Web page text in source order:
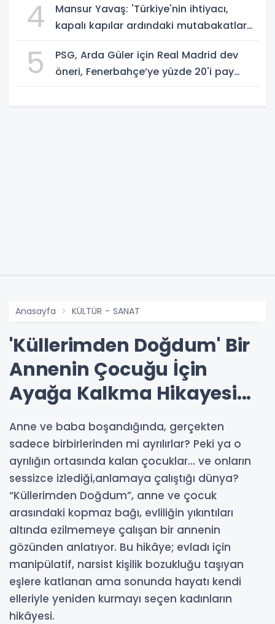
4
Mansur Yavaş: 'Türkiye'nin ihtiyacı,
kapalı kapılar ardındaki mutabakatlar
5
PSG, Arda Güler için Real Madrid dev
öneri, Fenerbahçe’ye yüzde 20'i pay
Anasayfa KÜLTÜR - SANAT
'Küllerimden Doğdum' Bir
Annenin Çocuğu İçin
Ayağa Kalkma Hikayesi...
Anne ve baba boşandığında, gerçekten
sadece birbirlerinden mi ayrılırlar? Peki ya o
ayrılığın ortasında kalan çocuklar… ve onların
sessizce izlediği,anlamaya çalıştığı dünya?
“Küllerimden Doğdum”, anne ve çocuk
arasındaki kopmaz bağı, evliliğin yıkıntıları
altında ezilmemeye çalışan bir annenin
gözünden anlatıyor. Bu hikâye; evladı için
manipülatif, narsist kişilik bozukluğu taşıyan
eşlere katlanan ama sonunda hayatı kendi
elleriyle yeniden kurmayı seçen kadınların
hikâyesi.